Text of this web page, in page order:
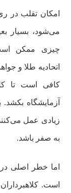
امکان تقلب در
می‌شود، بسیار
چیزی ممکن
اتحادیه طلا و
کافی است تا
آزمایشگاه
زیادی عمل می‌کنند
به صفر باشد.
اما خطر اصلی
است.